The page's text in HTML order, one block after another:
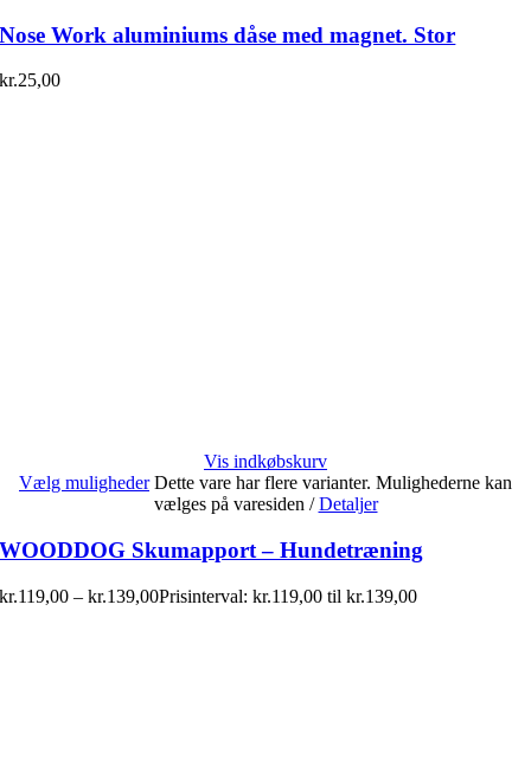
Nose Work aluminiums dåse med magnet. Stor
kr.25,00
Vis indkøbskurv
Vælg muligheder Dette vare har flere varianter. Mulighederne kan
vælges på varesiden / Detaljer
WOODDOG Skumapport – Hundetræning
kr.119,00 – kr.139,00Prisinterval: kr.119,00 til kr.139,00